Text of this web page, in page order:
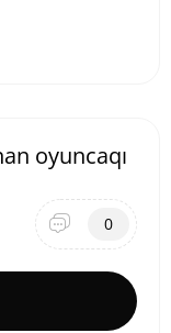
oyuncaqı
0